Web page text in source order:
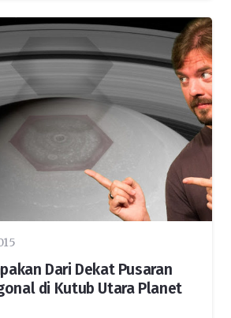
Dari Dekat Pusaran
di Kutub Utara Planet